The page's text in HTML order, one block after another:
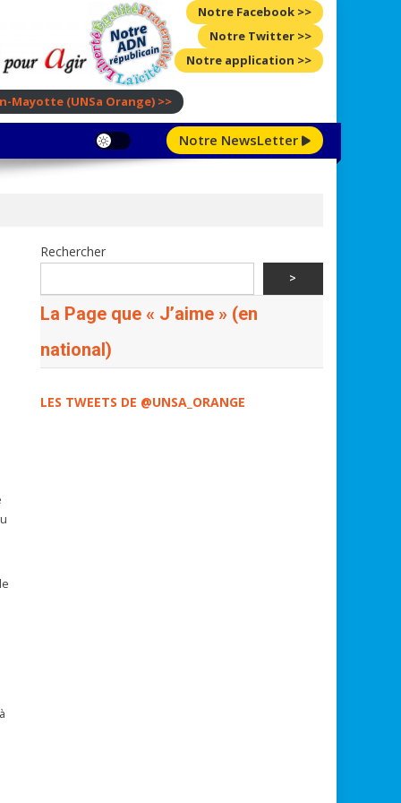
Notre Facebook >>
Notre Twitter >>
Notre application >>
Mayotte (UNSa Orange) >>
Notre NewsLetter
Rechercher
>
La Page que « J’aime » (en
national)
LES TWEETS DE @UNSA_ORANGE